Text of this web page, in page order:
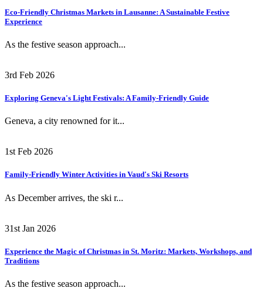
Eco-Friendly Christmas Markets in Lausanne: A Sustainable Festive
Experience
As the festive season approach...
3rd Feb 2026
Exploring Geneva's Light Festivals: A Family-Friendly Guide
Geneva, a city renowned for it...
1st Feb 2026
Family-Friendly Winter Activities in Vaud's Ski Resorts
As December arrives, the ski r...
31st Jan 2026
Experience the Magic of Christmas in St. Moritz: Markets, Workshops, and
Traditions
As the festive season approach...